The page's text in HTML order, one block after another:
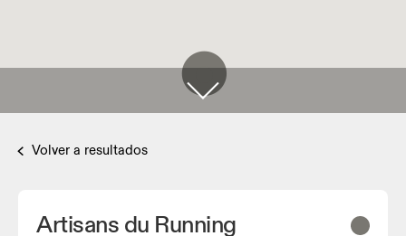
Volver a resultados
Artisans du Running